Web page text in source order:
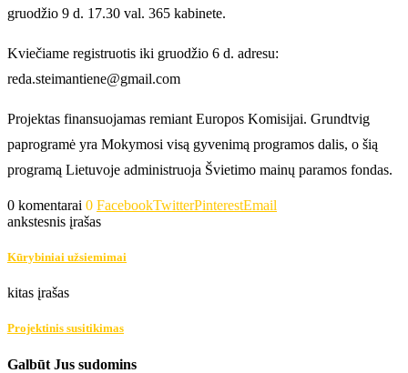
gruodžio 9 d. 17.30 val. 365 kabinete.
Kviečiame registruotis iki gruodžio 6 d. adresu:
reda.steimantiene@gmail.com
Projektas finansuojamas remiant Europos Komisijai. Grundtvig
paprogramė yra Mokymosi visą gyvenimą programos dalis, o šią
programą Lietuvoje administruoja Švietimo mainų paramos fondas.
0 komentarai 0 FacebookTwitterPinterestEmail
ankstesnis įrašas
Kūrybiniai užsiemimai
kitas įrašas
Projektinis susitikimas
Galbūt Jus sudomins